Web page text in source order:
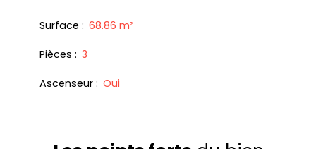
Surface : 68.86 m²
Pièces : 3
Ascenseur : Oui